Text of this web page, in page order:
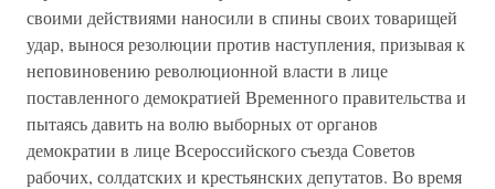
своими действиями наносили в спины своих товарищей
удар, вынося резолюции против наступления, призывая к
неповиновению революционной власти в лице
поставленного демократией Временного правительства и
пытаясь давить на волю выборных от органов
демократии в лице Всероссийского съезда Советов
рабочих, солдатских и крестьянских депутатов. Во время